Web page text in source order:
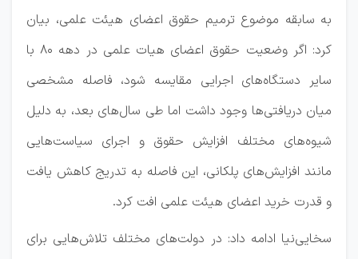
به سابقه موضوع ترمیم حقوق اعضای هیئت علمی، بیان
کرد: اگر وضعیت حقوق اعضای هیات علمی در دهه ۸۰ با
سایر دستگاه‌های اجرایی مقایسه شود، فاصله مشخصی
میان دریافتی‌ها وجود داشت اما طی سال‌های بعد، به دلیل
شیوه‌های مختلف افزایش حقوق و اجرای سیاست‌هایی
مانند افزایش‌های پلکانی، این فاصله به تدریج کاهش یافت
و قدرت خرید اعضای هیئت علمی افت کرد.
سخایی‌نیا ادامه داد: در دولت‌های مختلف تلاش‌هایی برای